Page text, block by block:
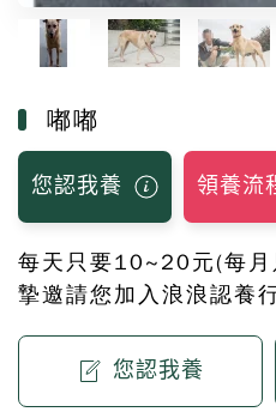
嘟嘟
您認我養 領養流
每天只要10~20元(每
摯邀請您加入浪浪認養
您認我養